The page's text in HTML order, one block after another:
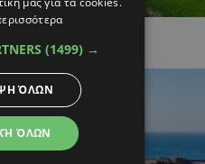
Περιοχές
(1499) →
ΌΛΩΝ
ΌΛΩΝ